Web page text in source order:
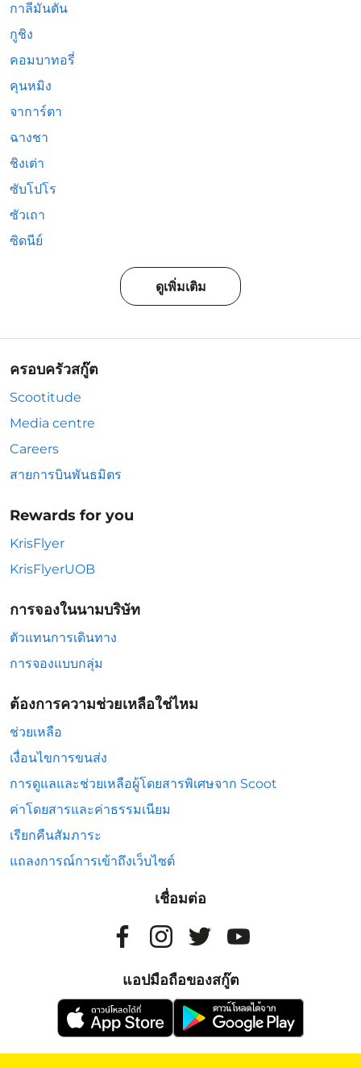
กาลีมันตัน
กูชิง
คอมบาทอรี่
คุนหมิง
จาการ์ตา
ฉางชา
ชิงเต่า
ซับโปโร
ซัวเถา
ซิดนีย์
ดูเพิ่มเติม
ครอบครัวสกู๊ต
Scootitude
Media centre
Careers
สายการบินพันธมิตร
Rewards for you
KrisFlyer
KrisFlyerUOB
การจองในนามบริษัท
ตัวแทนการเดินทาง
การจองแบบกลุ่ม
ต้องการความช่วยเหลือใช่ไหม
ช่วยเหลือ
เงื่อนไขการขนส่ง
การดูแลและช่วยเหลือผู้โดยสารพิเศษจาก Scoot
ค่าโดยสารและค่าธรรมเนียม
เรียกคืนสัมภาระ
แถลงการณ์การเข้าถึงเว็บไซต์
เชื่อมต่อ
แอปมือถือของสกู๊ต